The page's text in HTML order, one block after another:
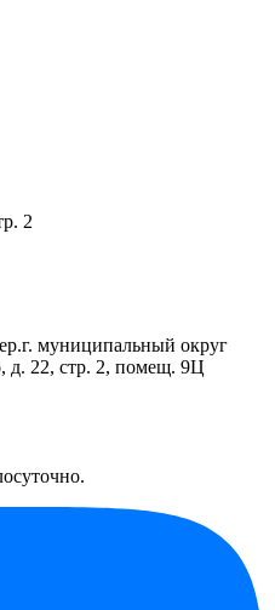
2
муниципальный округ
д. 22, стр. 2, помещ. 9Ц